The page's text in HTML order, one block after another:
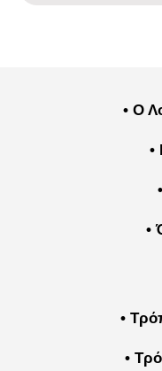
• Ο
•
•
•
•